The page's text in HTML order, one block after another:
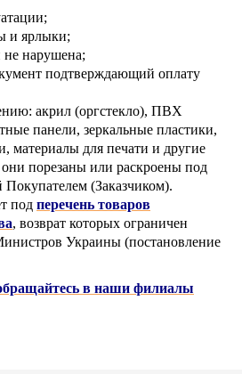
и ярлыки;
не нарушена;
подтверждающий оплату
акрил (оргстекло), ПВХ
панели, зеркальные пластики,
материалы для печати и другие
они порезаны или раскроены под
(Заказчиком).
под перечень товаров
, возврат которых ограничен
Украины (постановление
в наши филиалы